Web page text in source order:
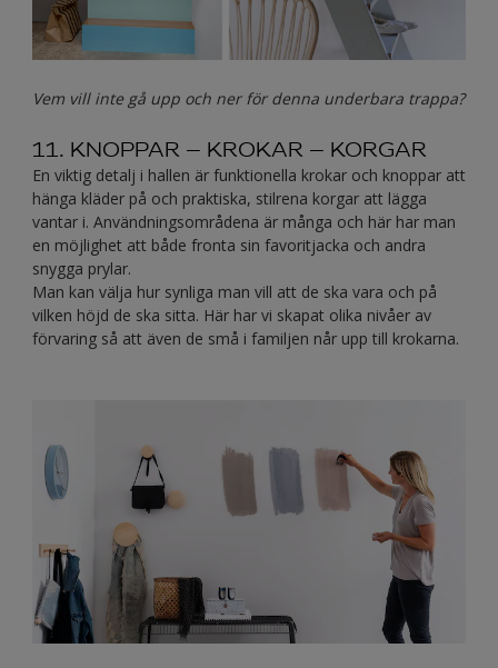
Vem vill inte gå upp och ner för denna underbara trappa?
11. KNOPPAR – KROKAR – KORGAR
En viktig detalj i hallen är funktionella krokar och knoppar att
hänga kläder på och praktiska, stilrena korgar att lägga
vantar i. Användningsområdena är många och här har man
en möjlighet att både fronta sin favoritjacka och andra
snygga prylar.
Man kan välja hur synliga man vill att de ska vara och på
vilken höjd de ska sitta. Här har vi skapat olika nivåer av
förvaring så att även de små i familjen når upp till krokarna.